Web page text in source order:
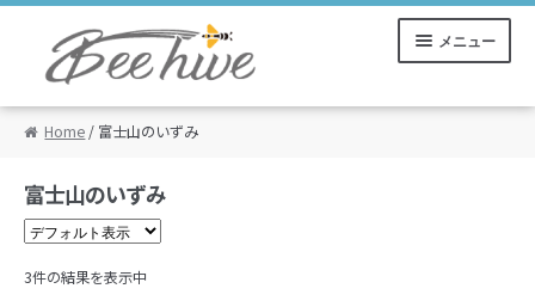
ー
シ
ン
へ
ス
キ
ン
ツ
ス
キ
ッ
プ
メニュー
ご利用ガイド
マイアカウント
カート
Home / 富士山のいずみ
富士山のいずみ
3件の結果を表示中